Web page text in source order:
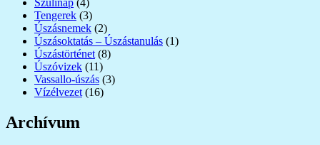
Szülinap (4)
Tengerek (3)
Úszásnemek (2)
Úszásoktatás – Úszástanulás (1)
Úszástörténet (8)
Úszóvizek (11)
Vassallo-úszás (3)
Vízélvezet (16)
Archívum